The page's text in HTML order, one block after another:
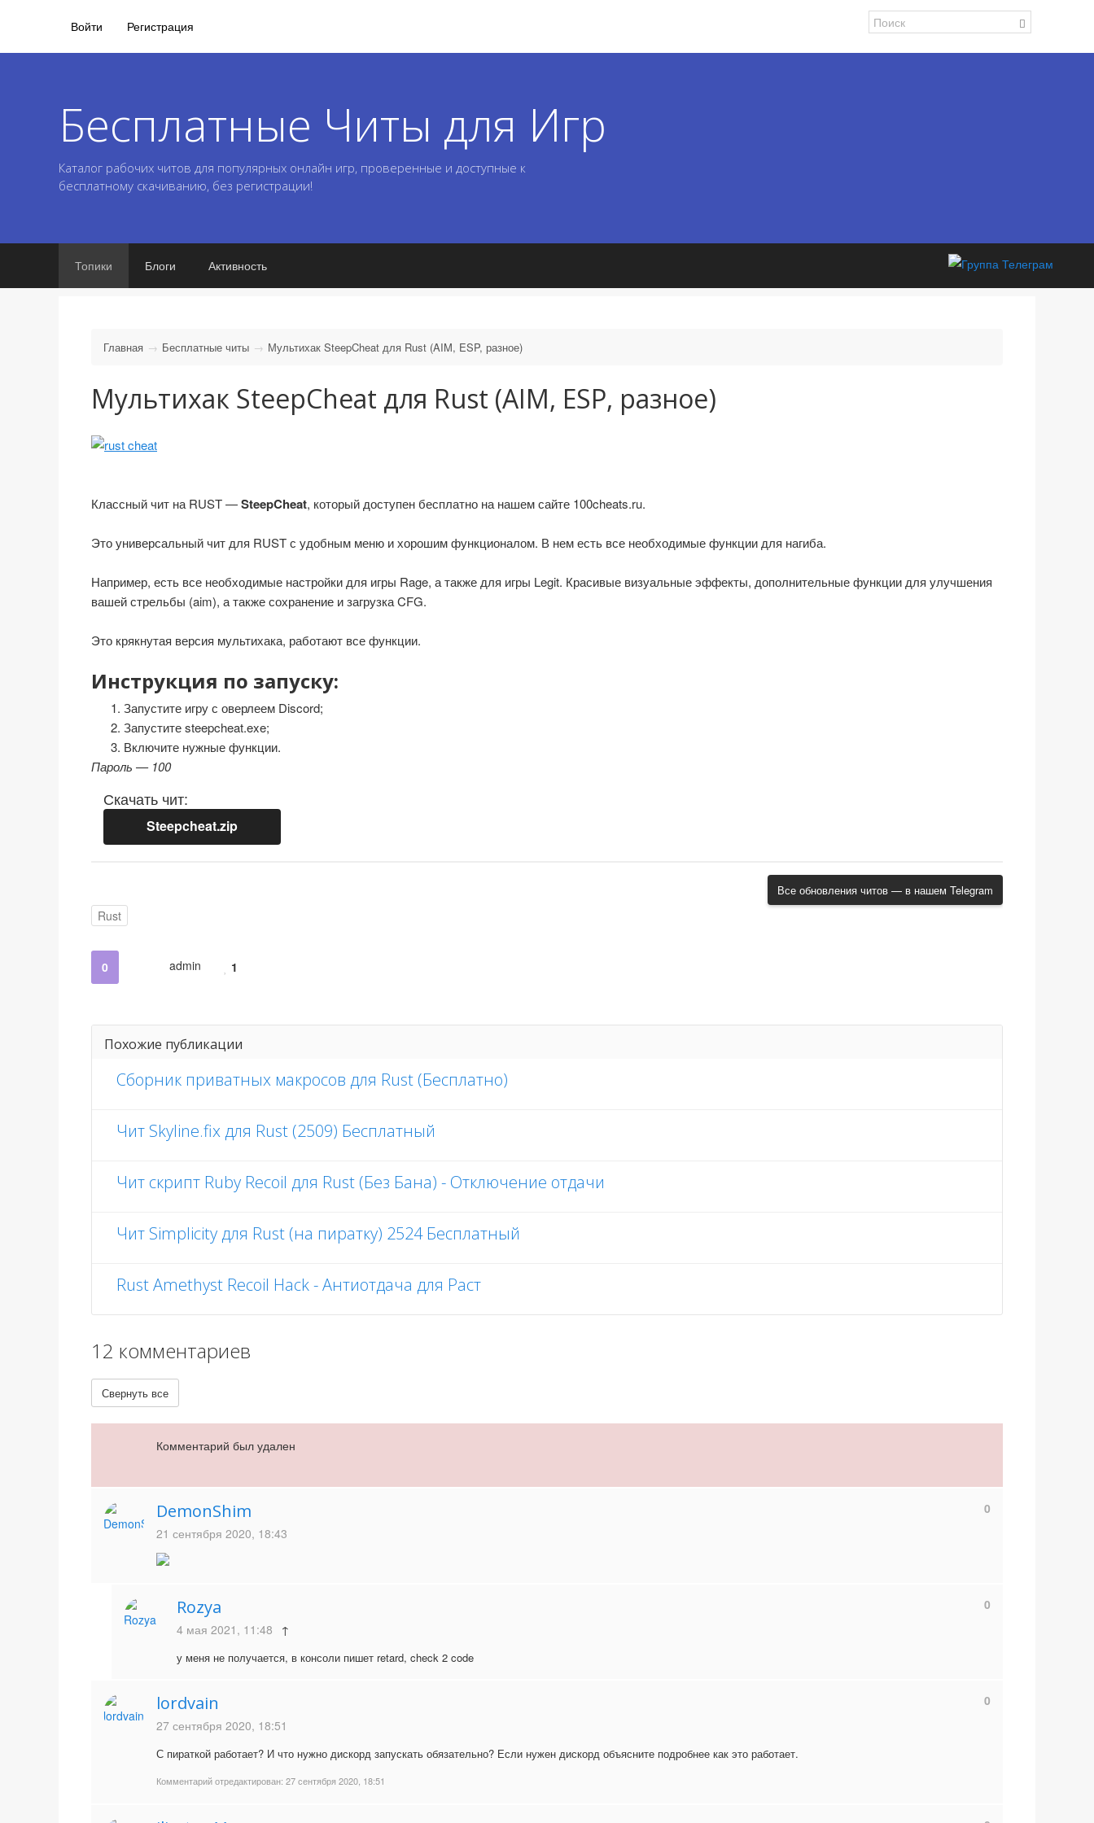
Войти Регистрация
Бесплатные Читы для Игр
Каталог рабочих читов для популярных онлайн игр, проверенные и доступные к
бесплатному скачиванию, без регистрации!
Топики Блоги Активность
Главная Бесплатные читы Мультихак SteepCheat для Rust (AIM, ESP, разное)
Мультихак SteepCheat для Rust (AIM, ESP, разное)
Классный чит на RUST —SteepCheat, который доступен бесплатно на нашем сайте 100cheats.ru.
Это универсальный чит для RUST с удобным меню и хорошим функционалом. В нем есть все необходимые функции для нагиба.
Например, есть все необходимые настройки для игры Rage, а также для игры Legit. Красивые визуальные эффекты, дополнительные функции для улучшения
вашей стрельбы (aim), а также сохранение и загрузка CFG.
Это крякнутая версия мультихака, работают все функции.
Инструкция по запуску:
Запустите игру с оверлеем Discord;
Запустите steepcheat.exe;
Включите нужные функции.
Пароль — 100
Скачать чит:
Steepcheat.zip
Все обновления читов — в нашем Telegram
Rust
0 admin 1
Похожие публикации
Сборник приватных макросов для Rust (Бесплатно)
Чит Skyline.fix для Rust (2509) Бесплатный
Чит скрипт Ruby Recoil для Rust (Без Бана) - Отключение отдачи
Чит Simplicity для Rust (на пиратку) 2524 Бесплатный
Rust Amethyst Recoil Hack - Антиотдача для Раст
12 комментариев
Свернуть все
Комментарий был удален
DemonShim
21 сентября 2020, 18:43
0
Rozya
4 мая 2021, 11:48 ↑
0
у меня не получается, в консоли пишет retard, check 2 code
lordvain
27 сентября 2020, 18:51
0
С пираткой работает? И что нужно дискорд запускать обязательно? Если нужен дискорд объясните подробнее как это работает.
Комментарий отредактирован: 27 сентября 2020, 18:51